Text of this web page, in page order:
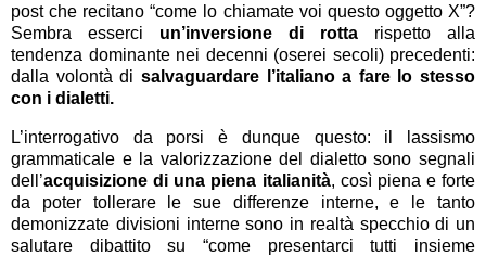
post che recitano “come lo chiamate voi questo oggetto X”?
Sembra esserci un’inversione di rotta rispetto alla
tendenza dominante nei decenni (oserei secoli) precedenti:
dalla volontà di salvaguardare l’italiano a fare lo stesso
con i dialetti.
L’interrogativo da porsi è dunque questo: il lassismo
grammaticale e la valorizzazione del dialetto sono segnali
dell’acquisizione di una piena italianità, così piena e forte
da poter tollerare le sue differenze interne, e le tanto
demonizzate divisioni interne sono in realtà specchio di un
salutare dibattito su “come presentarci tutti insieme